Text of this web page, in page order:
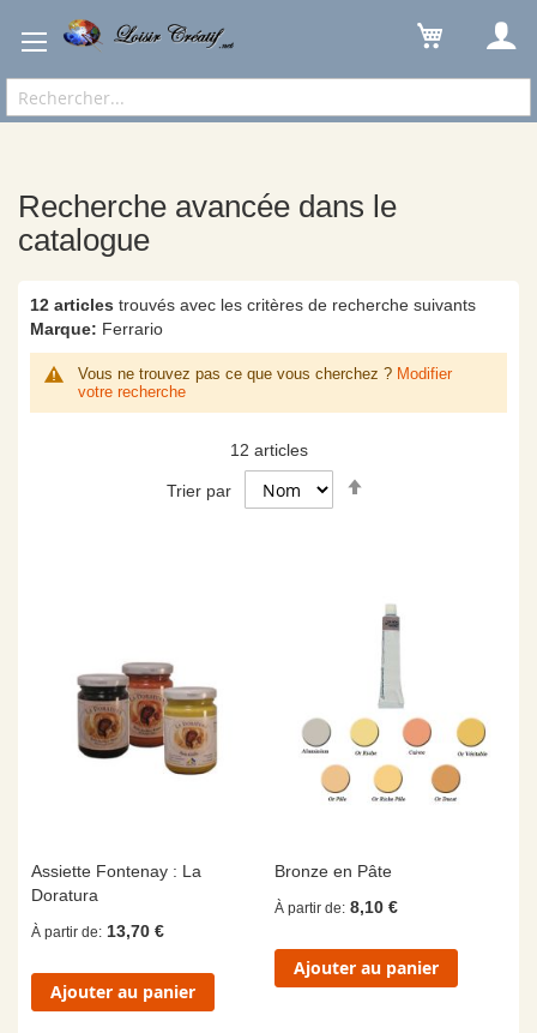
Recherche avancée dans le
catalogue
12 articles trouvés avec les critères de recherche suivants
Marque: Ferrario
Vous ne trouvez pas ce que vous cherchez ? Modifier
votre recherche
12 articles
Trier par
Assiette Fontenay : La
Doratura
À partir de 13,70 €
Ajouter au panier
Bronze en Pâte
À partir de 8,10 €
Ajouter au panier